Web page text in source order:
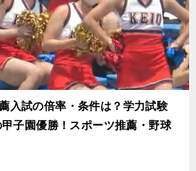
入試の倍率・条件は？学力試験
子園優勝！スポーツ推薦・野球